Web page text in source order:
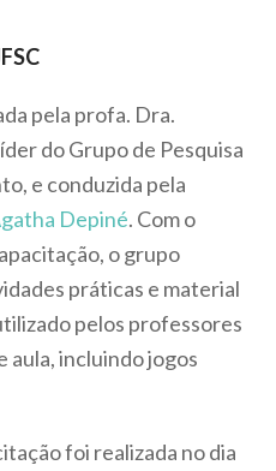
pela profa. Dra.
do Grupo de Pesquisa
e conduzida pela
Depiné. Com o
o grupo
práticas e material
pelos professores
aula, incluindo jogos
foi realizada no dia